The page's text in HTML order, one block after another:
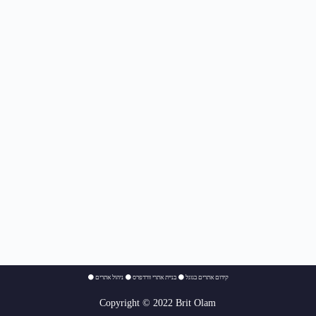
⚫ קידום אתרים בגוגל ⚫בניית אתרי וורדפרס ⚫ניהול אתרים
Copyright © 2022 Brit Olam